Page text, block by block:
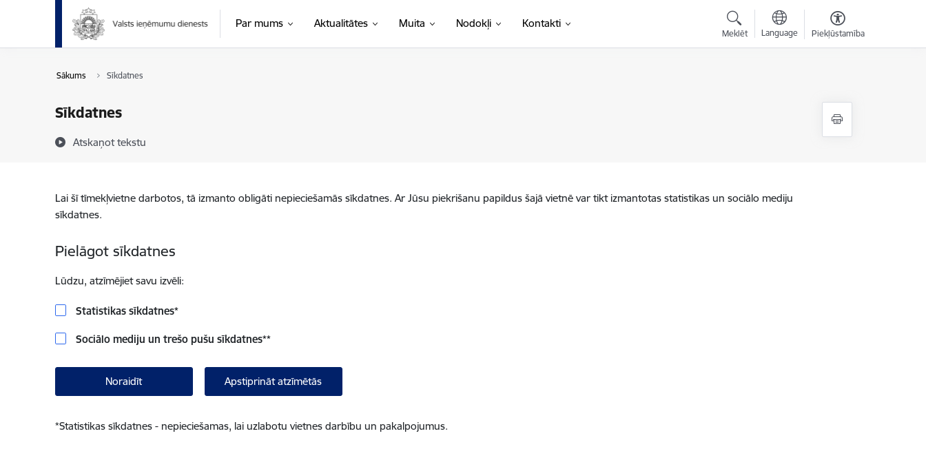
Pāriet uz lapas saturu
Par mums Aktualitātes Muita Nodokļi Kontakti
Meklēt Language Piekļūstamība
Sākums Sīkdatnes
Sīkdatnes
Atskaņot tekstu
Lai šī tīmekļvietne darbotos, tā izmanto obligāti nepieciešamās sīkdatnes. Ar Jūsu piekrišanu papildus šajā vietnē var tikt izmantotas statistikas un sociālo mediju
sīkdatnes.
Pielāgot sīkdatnes
Lūdzu, atzīmējiet savu izvēli:
Statistikas sīkdatnes*
Sociālo mediju un trešo pušu sīkdatnes**
Noraidīt Apstiprināt atzīmētās
*Statistikas sīkdatnes - nepieciešamas, lai uzlabotu vietnes darbību un pakalpojumus.